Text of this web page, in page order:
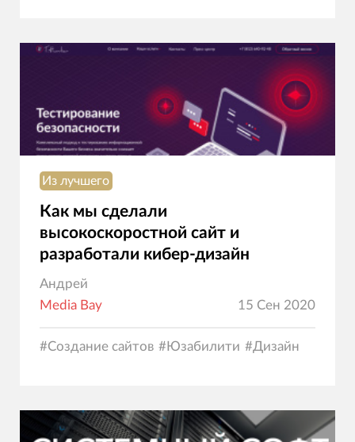
Из лучшего
Как мы сделали
высокоскоростной сайт и
разработали кибер-дизайн
Андрей
Media Bay
15 Сен 2020
#Создание сайтов #Юзабилити #Дизайн